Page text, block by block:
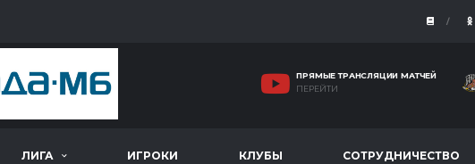
ПРЯМЫЕ ТРАНСЛЯЦИИ МАТЧЕЙ
ПЕРЕЙТИ
ЛИГА ИГРОКИ КЛУБЫ СОТРУДНИЧЕСТВО